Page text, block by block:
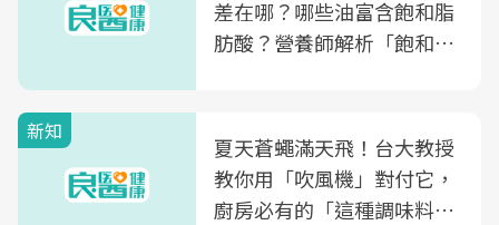
差在哪？哪些油富含飽和脂
肪酸？營養師解析「飽和脂
新知
夏天蒼蠅滿天飛！台大教授
教你用「吹風機」對付它，
廚房必有的「這種調味料」